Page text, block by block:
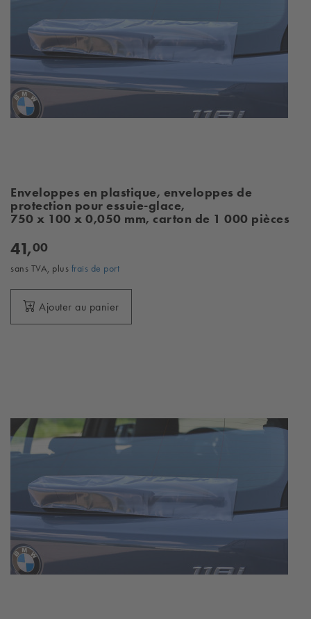
Enveloppes en plastique, enveloppes de
protection pour essuie-glace,
750 x 100 x 0,050 mm, carton de 1 000 pièces
41,00
sans TVA, plus frais de port
Ajouter au panier